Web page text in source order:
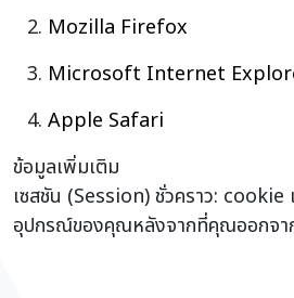
Mozilla Firefox
Microsoft Internet
Apple Safari
ข้อมูลเพิ่มเติม
เซสชัน (Session) ชั่วคราว: cookie
อุปกรณ์ของคุณหลังจากที่คุณออกจา